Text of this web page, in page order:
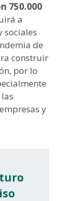
750.000
a
sociales
de
construir
por lo
y